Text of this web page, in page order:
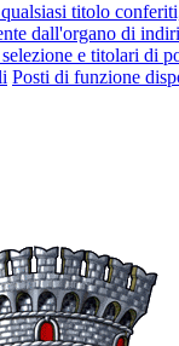
titolo
dall'organo di
e titolari di
Posti di funzione